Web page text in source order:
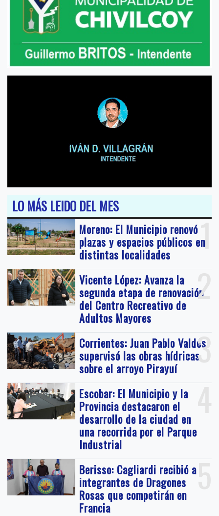
LO MÁS LEIDO DEL MES
1
Moreno: El Municipio renovó
plazas y espacios públicos en
distintas localidades
2
Vicente López: Avanza la
segunda etapa de renovación
del Centro Recreativo de
Adultos Mayores
3
Corrientes: Juan Pablo Valdés
supervisó las obras hídricas
sobre el arroyo Pirayuí
4
Escobar: El Municipio y la
Provincia destacaron el
desarrollo de la ciudad en
una recorrida por el Parque
Industrial
5
Berisso: Cagliardi recibió a
integrantes de Dragones
Rosas que competirán en
Francia